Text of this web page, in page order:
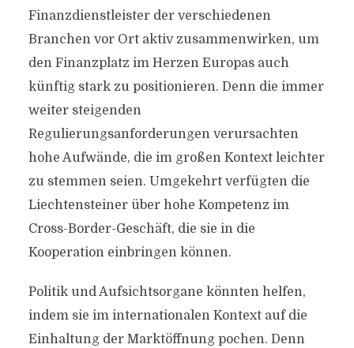
Finanzdienstleister der verschiedenen
Branchen vor Ort aktiv zusammenwirken, um
den Finanzplatz im Herzen Europas auch
künftig stark zu positionieren. Denn die immer
weiter steigenden
Regulierungsanforderungen verursachten
hohe Aufwände, die im großen Kontext leichter
zu stemmen seien. Umgekehrt verfügten die
Liechtensteiner über hohe Kompetenz im
Cross-Border-Geschäft, die sie in die
Kooperation einbringen können.
Politik und Aufsichtsorgane könnten helfen,
indem sie im internationalen Kontext auf die
Einhaltung der Marktöffnung pochen. Denn